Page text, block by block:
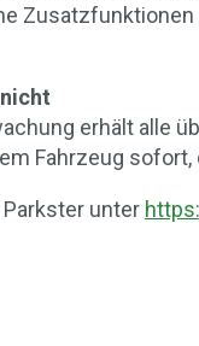
erhält alle
Fahrzeug
unter